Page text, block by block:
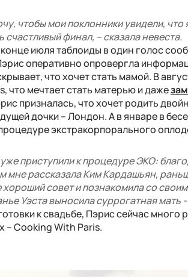
чтобы мои поклонники увидели,
счастливый финал, – сказала невеста.
июля таблоиды в один голос
оперативно опровергла
что хочет стать мамой. В
что мечтает стать матерью и даже
призналась, что хочет родить
дочки – Лондон. А в январе в
экстракорпорального
приступили к процедуре ЭКО:
мне рассказала Ким Кардашьян,
хороший совет и познакомила со
Уэста выносила суррогатная мать
к свадьбе, Пэрис сейчас много
– Cooking With Paris.